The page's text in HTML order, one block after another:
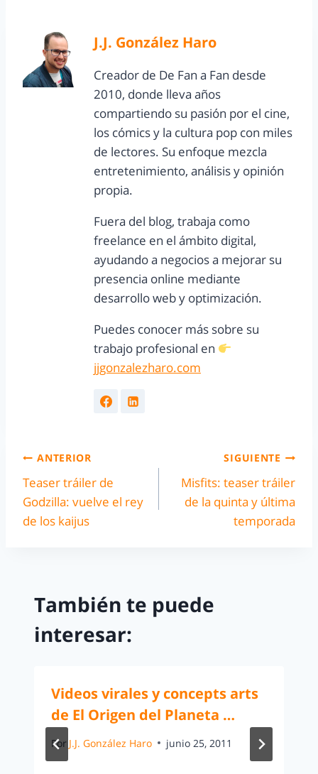
J.J. González Haro
Creador de De Fan a Fan desde
2010, donde lleva años
compartiendo su pasión por el cine,
los cómics y la cultura pop con miles
de lectores. Su enfoque mezcla
entretenimiento, análisis y opinión
propia.
Fuera del blog, trabaja como
freelance en el ámbito digital,
ayudando a negocios a mejorar su
presencia online mediante
desarrollo web y optimización.
Puedes conocer más sobre su
trabajo profesional en
jjgonzalezharo.com
ANTERIOR
Teaser tráiler de
Godzilla: vuelve el rey
de los kaijus
SIGUIENTE
Misfits: teaser tráiler
de la quinta y última
temporada
También te puede
interesar:
Videos virales y concepts arts
de El Origen del Planeta …
Por J.J. González Haro junio 25, 2011